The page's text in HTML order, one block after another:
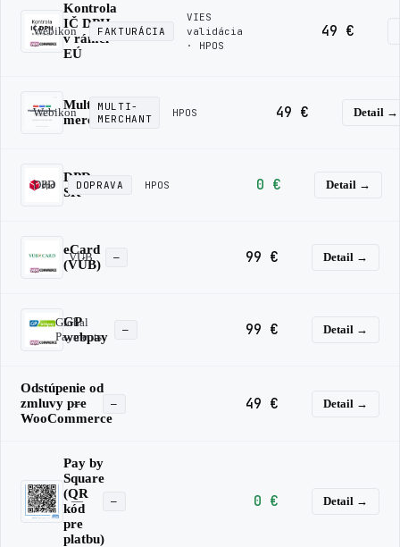
Kontrola
IČ DPH
v rámci
EÚ
Webikon FAKTURÁCIA
VIES
validácia
· HPOS
49 €
Multiple
merchants
Webikon
MULTI-
MERCHANT
HPOS 49 € Detail →
DPD
SK
DPD DOPRAVA HPOS 0 € Detail →
eCard
(VÚB)
VÚB — 99 € Detail →
GP
webpay
Global
Payments
— 99 € Detail →
Odstúpenie od
zmluvy pre
WooCommerce
— — 49 € Detail →
Pay by
Square
(QR
kód
pre
platbu)
— — 0 € Detail →